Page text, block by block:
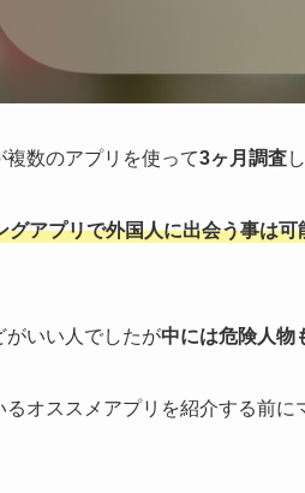
複数のアプリを使って3ヶ月調査
グアプリで外国人に出会う事は
がいい人でしたが中には危険人物
るオススメアプリを紹介する前